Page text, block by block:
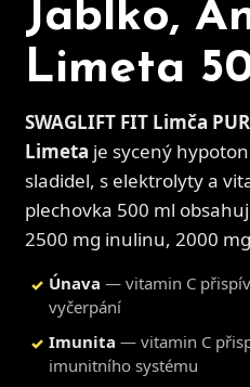
Jablko,
Limeta
SWAGLIFT FIT Limča
Limeta je sycený
sladidel, s elektrolyty a
plechovka 500 ml
2500 mg inulinu, 2000
✓ Únava — vitamin C
vyčerpání
✓ Imunita — vitamin C
imunitního systému
D
p
o
č
u
e
e